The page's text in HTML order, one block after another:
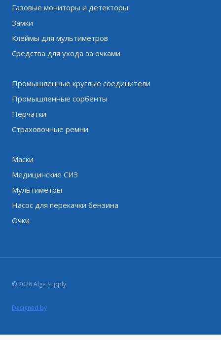
Газовые мониторы и детекторы
Замки
Клеймы для мультиметров
Средства для ухода за очками
Промышленные круглые соединители
Промышленные сорбенты
Перчатки
Страховочные ремни
Маски
Медицинские СИЗ
Мультиметры
Насос для перекачки бензина
Очки
© 2026 Alga Supply
Designed by